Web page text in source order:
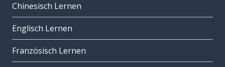
Chinesisch Lernen
Englisch Lernen
Französisch Lernen